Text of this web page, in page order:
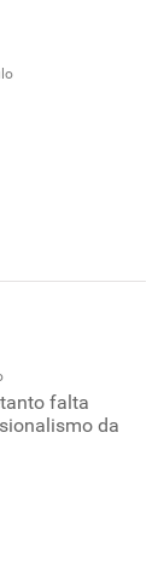
falta
da